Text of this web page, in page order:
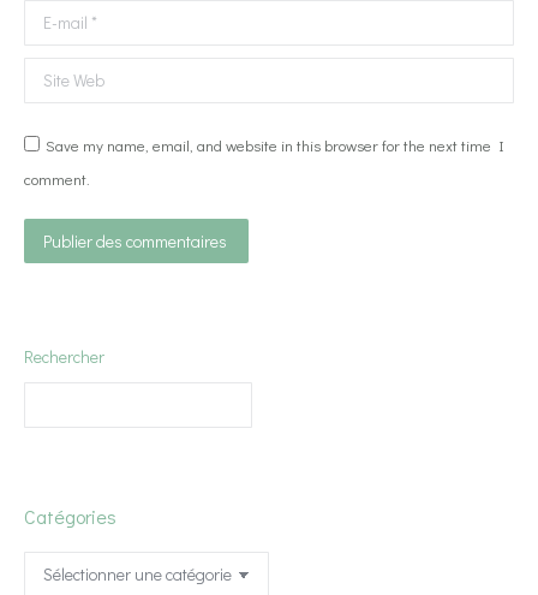
E-mail *
Site Web
Save my name, email, and website in this browser for the next time I
comment.
Publier des commentaires
Rechercher
Catégories
Catégories